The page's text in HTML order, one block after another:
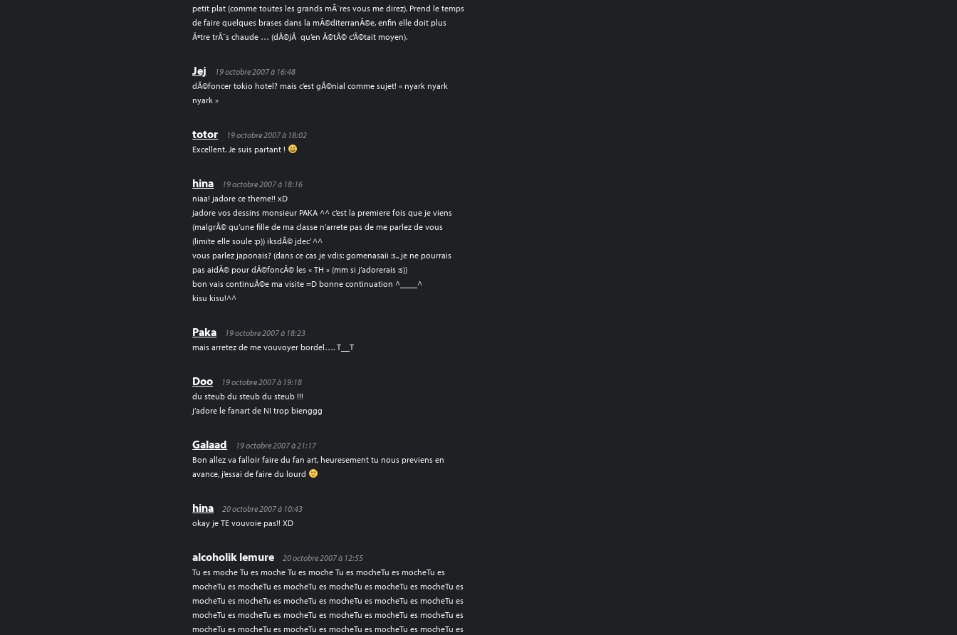
petit plat (comme toutes les grands mÃ¨res vous me direz). Prend le temps
de faire quelques brases dans la mÃ©diterranÃ©e, enfin elle doit plus
Ãªtre trÃ¨s chaude … (dÃ©jÃ qu’en Ã©tÃ© c’Ã©tait moyen).
Jej
19 octobre 2007 à 16:48
dÃ©foncer tokio hotel? mais c’est gÃ©nial comme sujet! « nyark nyark
nyark »
totor
19 octobre 2007 à 18:02
Excellent. Je suis partant !
hina
19 octobre 2007 à 18:16
niaa! jadore ce theme!! xD
jadore vos dessins monsieur PAKA ^^ c’est la premiere fois que je viens
(malgrÃ© qu’une fille de ma classe n’arrete pas de me parlez de vous
(limite elle soule :p)) iksdÃ© jdec’ ^^
vous parlez japonais? (dans ce cas je vdis: gomenasaii :s.. je ne pourrais
pas aidÃ© pour dÃ©foncÃ© les « TH » (mm si j’adorerais :s))
bon vais continuÃ©e ma visite =D bonne continuation ^____^
kisu kisu!^^
Paka
19 octobre 2007 à 18:23
mais arretez de me vouvoyer bordel…. T__T
Doo
19 octobre 2007 à 19:18
du steub du steub du steub !!!
j’adore le fanart de NI trop bienggg
Galaad
19 octobre 2007 à 21:17
Bon allez va falloir faire du fan art, heuresement tu nous previens en
avance, j’essai de faire du lourd
hina
20 octobre 2007 à 10:43
okay je TE vouvoie pas!! XD
alcoholik lemure
20 octobre 2007 à 12:55
Tu es moche Tu es moche Tu es moche Tu es mocheTu es mocheTu es
mocheTu es mocheTu es mocheTu es mocheTu es mocheTu es mocheTu es
mocheTu es mocheTu es mocheTu es mocheTu es mocheTu es mocheTu es
mocheTu es mocheTu es mocheTu es mocheTu es mocheTu es mocheTu es
mocheTu es mocheTu es mocheTu es mocheTu es mocheTu es mocheTu es